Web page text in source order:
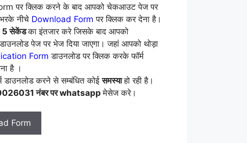
पर क्लिक करने के बाद आपको चेकआउट पेज पर
नीचे Download Form पर क्लिक कर देना है।
5 सेकेंडका इंतजार करे जिसके बाद आपको
डाउनलोड पेज पर भेज दिया जाएगा। जहां आपको थोड़ा
Form डाउनलोड पर क्लिक करके फॉर्म
है ।
डाउनलोड करने से सम्बंधित कोईसमस्याहो रही है।
नंबर पर whatsappमेसेज करे।
Form